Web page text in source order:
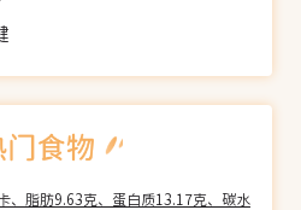
、脂肪9.63克、蛋白质13.17克、碳水